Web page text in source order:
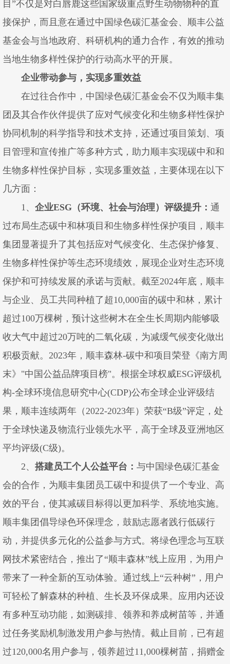
目”不仅是对白唇鹿这些国家级重点野生动物物种的直
接保护，而且意在通过中国绿色碳汇基金会、顺丰公益
基金会与当地政府、科研机构的通力合作，有效的推动
当地生物多样性保护的行动高水平的开展。
企业带动参与，实现多重效益
在过往合作中，中国绿色碳汇基金会不仅为顺丰集
团及其合作伙伴提供了应对气候变化和生物多样性保护
协同机制的科学指导和技术支持，还通过项目策划、项
目管理和宣传推广等多种方式，助力顺丰实现碳中和和
生物多样性保护目标，实现多重效益，主要体现在以下
几方面：
1、 企业ESG （环境、社会与治理）评级提升 ： 通
过布局生态碳中和林项目和生物多样性保护项目，顺丰
集团显著提升了其包括应对气候变化、生态保护修复、
生物多样性保护等生态环境绩效，展现企业对生态环境
保护和可持续发展的承诺与贡献。截至2024年底，顺丰
与企业、员工共同种植了超10,000亩的碳中和林，累计
超过100万棵树，预计这些树木在全生长周期内能够吸
收大气中超过20万吨的二氧化碳，为减缓气候变化做出
积极贡献。2023年，顺丰森林-碳中和项目荣登《南方周
末》"中国公益品牌项目榜"。根据全球权威ESG评级机
构-全球环境信息研究中心(CDP)公布全球企业评级结
果，顺丰连续两年（2022-2023年）荣获“B级”评定，处
于全球快递及物流行业领先水平，高于全球及亚洲地区
平均评级(C级)。
2、 搭建员工个人公益平台 ： 与中国绿色碳汇基金
会的合作，为顺丰集团员工碳中和提供了一个专业、高
效的平台，使其减碳目标得以更加科学、系统地实施。
顺丰集团倡导绿色环保理念，鼓励志愿者践行低碳行
动，并提供多元化的公益参与方式。将绿色理念与互联
网技术紧密结合，推出了“顺丰森林”线上应用，为用户
带来了一种全新的互动体验。通过线上“云种树”，用户
可轻松了解森林的种植、生长及环保成果。应用内还设
有多种互动功能，如测碳排、领养和养成树苗等，并通
过任务奖励机制激发用户参与热情。截止目前，已有超
过120,000名用户参与，领养超过11,000棵树苗，捐赠金